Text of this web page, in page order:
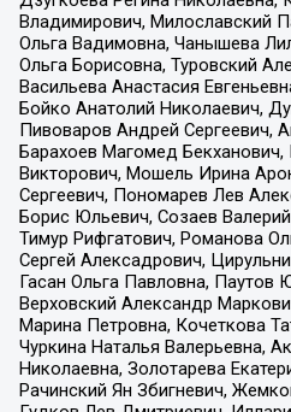
Владимирович, Милославский
Ольга Вадимовна, Чанышева
Ольга Борисовна, Туровский
Васильева Анастасия
Бойко Анатолий Николаевич,
Пивоваров Андрей Сергеевич,
Барахоев Магомед
Викторович, Мошель Ирина
Сергеевич, Пономарев Лев
Борис Юльевич, Созаев
Тимур Рифгатович, Романова
Сергей Алексадрович,
Гасан Ольга Павловна, Паутов
Верховский Александр
Марина Петровна, Кочеткова
Чуркина Наталья Валерьевна,
Николаевна, Золотарева
Рачинский Ян Збигневич,